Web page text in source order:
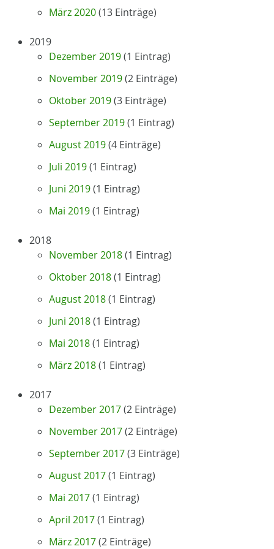
März 2020(13 Einträge)
2019
Dezember 2019(1 Eintrag)
November 2019(2 Einträge)
Oktober 2019(3 Einträge)
September 2019(1 Eintrag)
August 2019(4 Einträge)
Juli 2019(1 Eintrag)
Juni 2019(1 Eintrag)
Mai 2019(1 Eintrag)
2018
November 2018(1 Eintrag)
Oktober 2018(1 Eintrag)
August 2018(1 Eintrag)
Juni 2018(1 Eintrag)
Mai 2018(1 Eintrag)
März 2018(1 Eintrag)
2017
Dezember 2017(2 Einträge)
November 2017(2 Einträge)
September 2017(3 Einträge)
August 2017(1 Eintrag)
Mai 2017(1 Eintrag)
April 2017(1 Eintrag)
März 2017(2 Einträge)